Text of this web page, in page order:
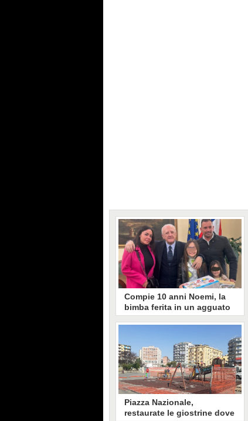
Compie 10 anni Noemi, la
bimba ferita in un agguato
in piazza Nazionale nel
La bimba che nel maggio del 2019
fu ferita da un proiettile in un
agguato in piazza Nazionale ha
compiuto oggi 10 anni. Insieme
alla sua famiglia, Noemi è stata
ricevuta dal governatore campano
Vincenzo De Luca.
Piazza Nazionale,
restaurate le giostrine dove